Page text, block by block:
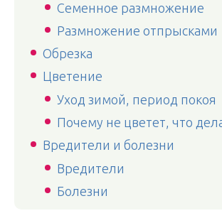
Семенное размножение
Размножение отпрысками
Обрезка
Цветение
Уход зимой, период покоя
Почему не цветет, что
Вредители и болезни
Вредители
Болезни